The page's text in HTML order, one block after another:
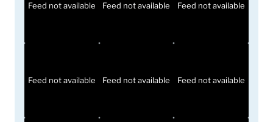
Feed not available Feed not available Feed not available
Feed not available Feed not available Feed not available